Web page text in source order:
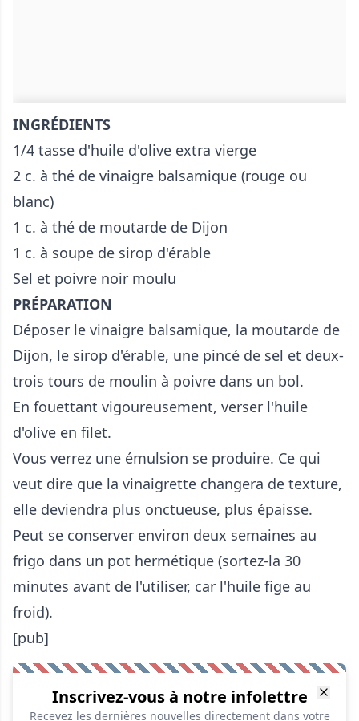
INGRÉDIENTS
1/4 tasse d'huile d'olive extra vierge
2 c. à thé de vinaigre balsamique (rouge ou
blanc)
1 c. à thé de moutarde de Dijon
1 c. à soupe de sirop d'érable
Sel et poivre noir moulu
PRÉPARATION
Déposer le vinaigre balsamique, la moutarde de
Dijon, le sirop d'érable, une pincé de sel et deux-
trois tours de moulin à poivre dans un bol.
En fouettant vigoureusement, verser l'huile
d'olive en filet.
Vous verrez une émulsion se produire. Ce qui
veut dire que la vinaigrette changera de texture,
elle deviendra plus onctueuse, plus épaisse.
Peut se conserver environ deux semaines au
frigo dans un pot hermétique (sortez-la 30
minutes avant de l'utiliser, car l'huile fige au
froid).
[pub]
Inscrivez-vous à notre infolettre
Recevez les dernières nouvelles directement dans votre